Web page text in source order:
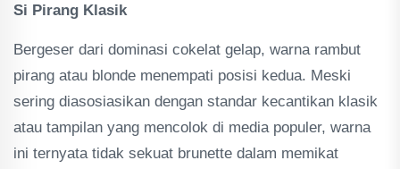
Si Pirang Klasik
Bergeser dari dominasi cokelat gelap, warna rambut
pirang atau blonde menempati posisi kedua. Meski
sering diasosiasikan dengan standar kecantikan klasik
atau tampilan yang mencolok di media populer, warna
ini ternyata tidak sekuat brunette dalam memikat